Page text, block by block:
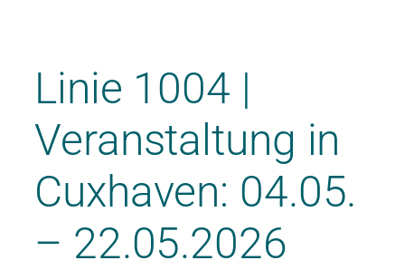
Linie 1004 |
Veranstaltung in
Cuxhaven: 04.05.
– 22.05.2026